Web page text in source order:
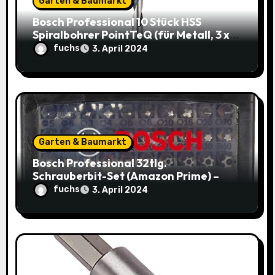
nBosch Professional 10 Stück HSS
Spiralbohrer PointTeQ (für Metall, 3 x
33 x 61 mm) – Top Deal: 3,49€ statt
8,48€
fuchs 3. April 2024
Garten & Baumarkt
Bosch Professional 32tlg.
Schrauberbit-Set (Amazon Prime) –
Jetzt nur 9,95€ statt 14,29€
fuchs 3. April 2024